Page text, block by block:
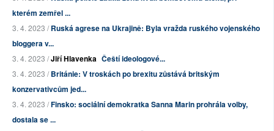
kterém zemřel ...
3. 4. 2023 /Ruská agrese na Ukrajině: Byla vražda ruského vojenského
bloggera v...
3. 4. 2023 /Jiří Hlavenka Čeští ideologové...
3. 4. 2023 /Británie: V troskách po brexitu zůstává britským
konzervativcům jed...
3. 4. 2023 /Finsko: sociální demokratka Sanna Marin prohrála volby,
dostala se ...